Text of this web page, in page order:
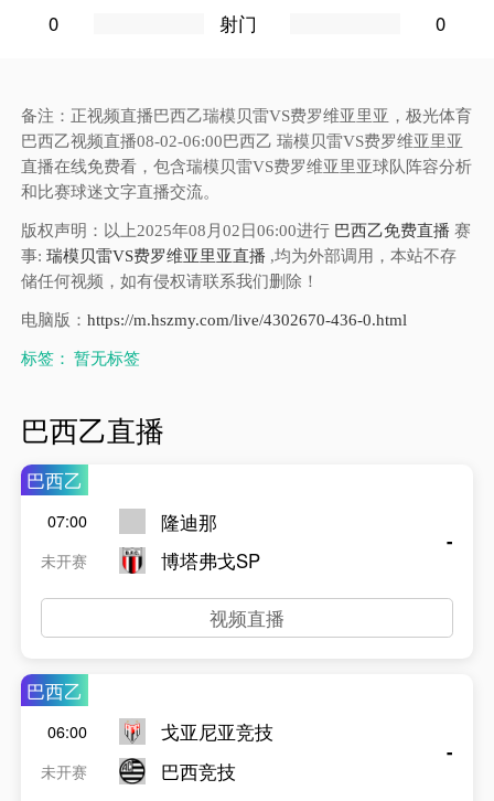
0 射门 0
备注：正视频直播巴西乙瑞模贝雷VS费罗维亚里亚，极光体育
巴西乙视频直播08-02-06:00巴西乙 瑞模贝雷VS费罗维亚里亚
直播在线免费看，包含瑞模贝雷VS费罗维亚里亚球队阵容分析
和比赛球迷文字直播交流。
版权声明：以上2025年08月02日06:00进行 巴西乙免费直播 赛
事:瑞模贝雷VS费罗维亚里亚直播 ,均为外部调用，本站不存
储任何视频，如有侵权请联系我们删除！
电脑版：https://m.hszmy.com/live/4302670-436-0.html
标签： 暂无标签
巴西乙直播
巴西乙
07:00
未开赛
隆迪那
博塔弗戈SP
-
视频直播
巴西乙
06:00
未开赛
戈亚尼亚竞技
巴西竞技
-